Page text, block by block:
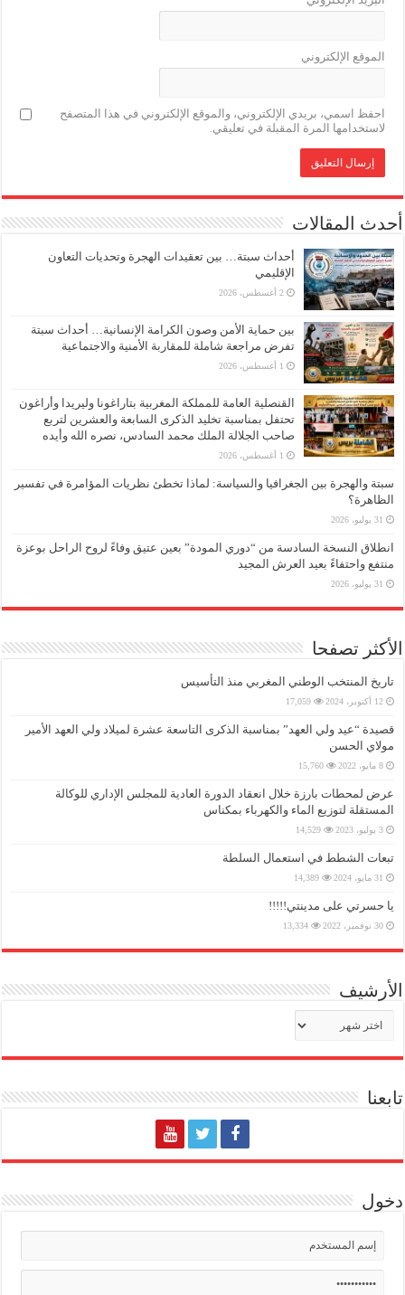
الموقع الإلكتروني
احفظ اسمي، بريدي الإلكتروني، والموقع الإلكتروني في هذا المتصفح
لاستخدامها المرة المقبلة في تعليقي.
أحدث المقالات
أحداث سبتة… بين تعقيدات الهجرة وتحديات التعاون
الإقليمي
2 أغسطس، 2026
بين حماية الأمن وصون الكرامة الإنسانية… أحداث سبتة
تفرض مراجعة شاملة للمقاربة الأمنية والاجتماعية
1 أغسطس، 2026
القنصلية العامة للمملكة المغربية بتاراغونا وليريدا وأراغون
تحتفل بمناسبة تخليد الذكرى السابعة والعشرين لتربع
صاحب الجلالة الملك محمد السادس، نصره الله وأيده
1 أغسطس، 2026
سبتة والهجرة بين الجغرافيا والسياسة: لماذا تخطئ نظريات المؤامرة في تفسير
الظاهرة؟
31 يوليو، 2026
انطلاق النسخة السادسة من “دوري المودة” بعين عتيق وفاءً لروح الراحل بوعزة
منتفع واحتفاءً بعيد العرش المجيد
31 يوليو، 2026
الأكثر تصفحا
تاريخ المنتخب الوطني المغربي منذ التأسيس
12 أكتوبر، 2024 17,059
قصيدة “عيد ولي العهد” بمناسبة الذكرى التاسعة عشرة لميلاد ولي العهد الأمير
مولاي الحسن
8 مايو، 2022 15,760
عرض لمحطات بارزة خلال انعقاد الدورة العادية للمجلس الإداري للوكالة
المستقلة لتوزيع الماء والكهرباء بمكناس
3 يوليو، 2023 14,529
تبعات الشطط في استعمال السلطة
31 مايو، 2024 14,389
يا حسرتي على مدينتي!!!!!
30 نوفمبر، 2022 13,334
الأرشيف
تابعنا
دخول